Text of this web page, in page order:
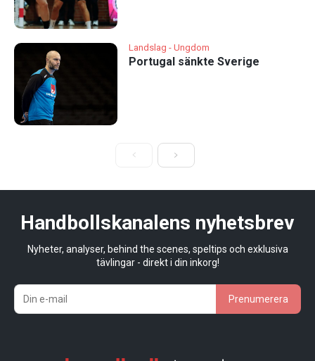
Landslag - Ungdom
Portugal sänkte Sverige
Handbollskanalens nyhetsbrev
Nyheter, analyser, behind the scenes, speltips och exklusiva
tävlingar - direkt i din inkorg!
Prenumerera